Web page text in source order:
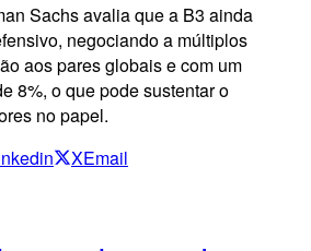
Sachs avalia que a B3 ainda
negociando a múltiplos
aos pares globais e com um
8%, o que pode sustentar o
no papel.
XEmail